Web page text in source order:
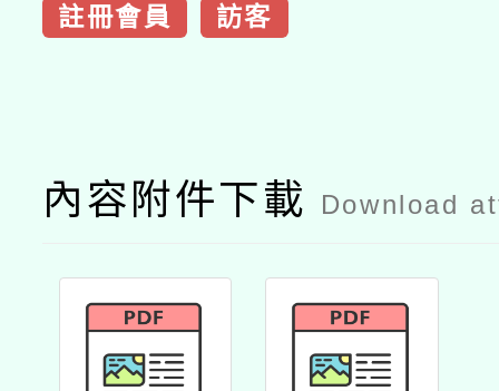
註冊會員 訪客
內容附件下載 Download